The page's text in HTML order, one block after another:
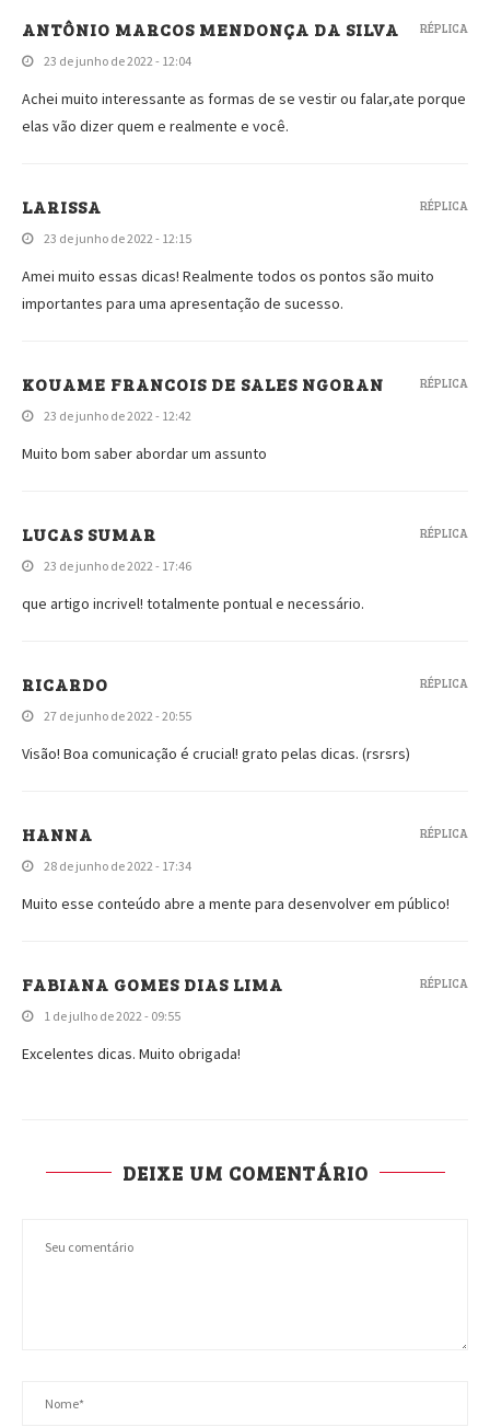
ANTÔNIO MARCOS MENDONÇA DA SILVA
23 de junho de 2022 - 12:04
Achei muito interessante as formas de se vestir ou falar,ate porque
elas vão dizer quem e realmente e você.
RÉPLICA
LARISSA
23 de junho de 2022 - 12:15
Amei muito essas dicas! Realmente todos os pontos são muito
importantes para uma apresentação de sucesso.
RÉPLICA
KOUAME FRANCOIS DE SALES NGORAN
23 de junho de 2022 - 12:42
Muito bom saber abordar um assunto
RÉPLICA
LUCAS SUMAR
23 de junho de 2022 - 17:46
que artigo incrivel! totalmente pontual e necessário.
RÉPLICA
RICARDO
27 de junho de 2022 - 20:55
Visão! Boa comunicação é crucial! grato pelas dicas. (rsrsrs)
RÉPLICA
HANNA
28 de junho de 2022 - 17:34
Muito esse conteúdo abre a mente para desenvolver em público!
RÉPLICA
FABIANA GOMES DIAS LIMA
1 de julho de 2022 - 09:55
Excelentes dicas. Muito obrigada!
RÉPLICA
DEIXE UM COMENTÁRIO